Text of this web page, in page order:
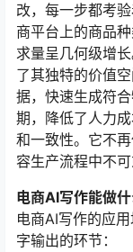
改，每一步都考
商平台上的商品
求量呈几何级增
了其独特的价值
据，快速生成符
期，降低了人力
和一致性。它不
容生产流程中不可
电商AI写作能做
电商AI写作的应
字输出的环节：